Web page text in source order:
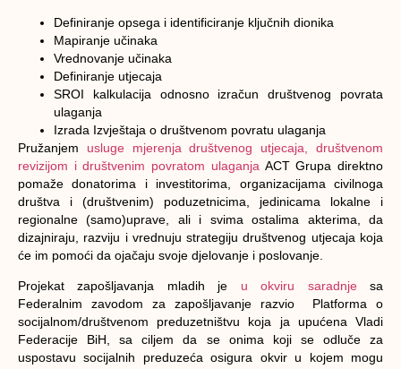
Definiranje opsega i identificiranje ključnih dionika
Mapiranje učinaka
Vrednovanje učinaka
Definiranje utjecaja
SROI kalkulacija odnosno izračun društvenog povrata
ulaganja
Izrada Izvještaja o društvenom povratu ulaganja
Pružanjem usluge mjerenja društvenog utjecaja, društvenom
revizijom i društvenim povratom ulaganja ACT Grupa direktno
pomaže donatorima i investitorima, organizacijama civilnoga
društva i (društvenim) poduzetnicima, jedinicama lokalne i
regionalne (samo)uprave, ali i svima ostalima akterima, da
dizajniraju, razviju i vrednuju strategiju društvenog utjecaja koja
će im pomoći da ojačaju svoje djelovanje i poslovanje
Projekat zapošljavanja mladih je u okviru saradnjesa
Federalnim zavodom za zapošljavanje razvio Platforma o
socijalnom/društvenom preduzetništvu koja ja upućena Vladi
Federacije BiH, sa ciljem da se onima koji se odluče za
uspostavu socijalnih preduzeća osigura okvir u kojem mogu